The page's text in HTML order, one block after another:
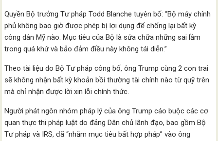
Quyền Bộ trưởng Tư pháp Todd Blanche tuyên bố: “Bộ máy chính
phủ không bao giờ được phép bị lợi dụng để chống lại bất kỳ
công dân Mỹ nào. Mục tiêu của Bộ là sửa chữa những sai lầm
trong quá khứ và bảo đảm điều này không tái diễn.”
Theo tài liệu do Bộ Tư pháp công bố, ông Trump cùng 2 con trai
sẽ không nhận bất kỳ khoản bồi thường tài chính nào từ quỹ trên
mà chỉ nhận được lời xin lỗi chính thức.
Người phát ngôn nhóm pháp lý của ông Trump cáo buộc các cơ
quan thực thi pháp luật do đảng Dân chủ lãnh đạo, bao gồm Bộ
Tư pháp và IRS, đã “nhắm mục tiêu bất hợp pháp” vào ông